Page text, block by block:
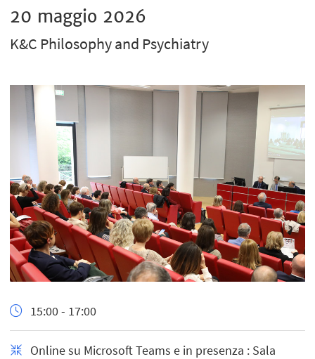
20 maggio 2026
K&C Philosophy and Psychiatry
15:00 - 17:00
Online su Microsoft Teams e in presenza : Sala